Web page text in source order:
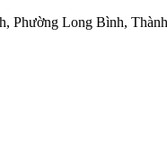
Phường Long Bình,